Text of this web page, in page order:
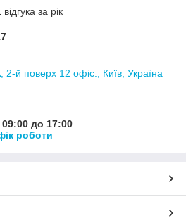
за рік
й поверх 12 офіс., Київ, Україна
до 17:00
роботи